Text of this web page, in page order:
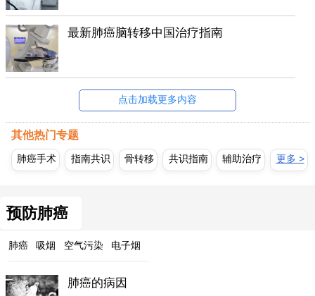
最新肺癌脑转移中国治疗指南
点击加载更多内容
其他热门专题
肺癌手术 指南共识 骨转移 共识指南 辅助治疗 更多 >
预防肺癌
肺癌 吸烟 空气污染 电子烟
肺癌的病因